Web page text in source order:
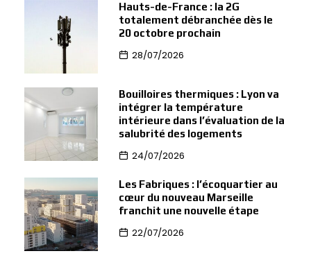
Hauts-de-France : la 2G
totalement débranchée dès le
20 octobre prochain
28/07/2026
Bouilloires thermiques : Lyon va
intégrer la température
intérieure dans l’évaluation de la
salubrité des logements
24/07/2026
Les Fabriques : l’écoquartier au
cœur du nouveau Marseille
franchit une nouvelle étape
22/07/2026